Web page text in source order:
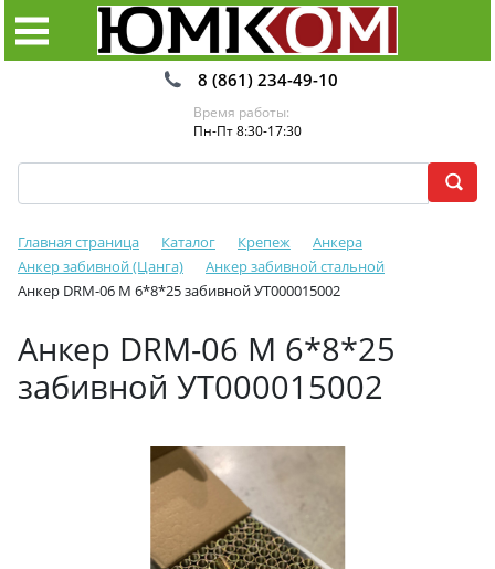
8 (861) 234-49-10
Время работы:
Пн-Пт 8:30-17:30
Главная страница Каталог Крепеж
Анкера
Анкер забивной (Цанга)
Анкер забивной стальной
Анкер DRM-06 М 6*8*25 забивной УТ000015002
Анкер DRM-06 М 6*8*25
забивной УТ000015002